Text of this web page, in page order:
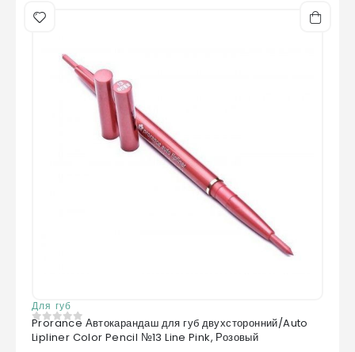
Для губ
0 из 5
Prorance Автокарандаш для губ двухсторонний/Auto
Lipliner Color Pencil №13 Line Pink, Розовый